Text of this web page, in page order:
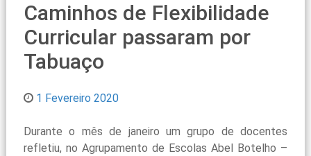
Caminhos de Flexibilidade
Curricular passaram por
Tabuaço
1 Fevereiro 2020
Durante o mês de janeiro um grupo de docentes
refletiu, no Agrupamento de Escolas Abel Botelho –